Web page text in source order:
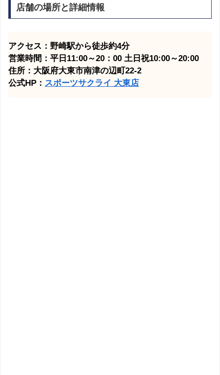
店舗の場所と詳細情報
アクセス：野崎駅から徒歩約4分
営業時間：平日11:00～20：00 土日祝10:00～20:00
住所：大阪府大東市南津の辺町22-2
公式HP： スポーツサクライ 大東店